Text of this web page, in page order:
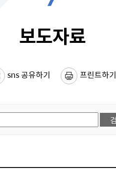
보도자료
sns 공유하기 프린트하기